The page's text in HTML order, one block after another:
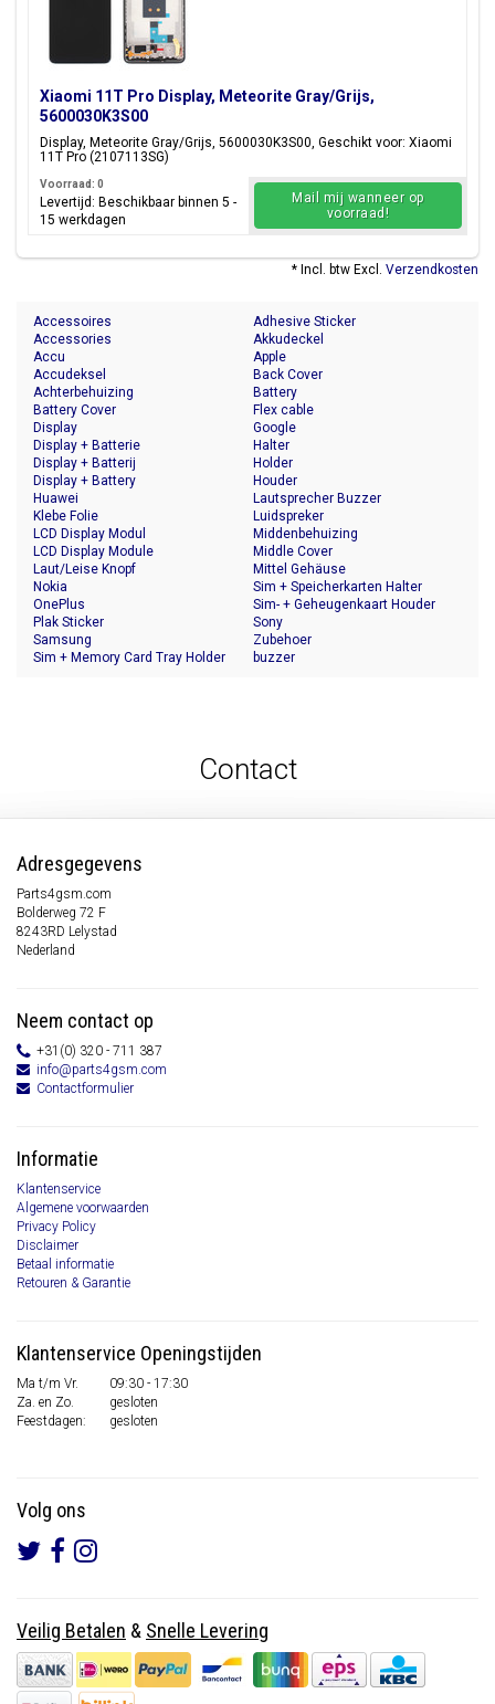
Xiaomi 11T Pro Display, Meteorite Gray/Grijs,
5600030K3S00
Display, Meteorite Gray/Grijs, 5600030K3S00, Geschikt voor: Xiaomi
11T Pro (2107113SG)
Voorraad: 0
Levertijd: Beschikbaar binnen 5 -
15 werkdagen
Mail mij wanneer op
voorraad!
* Incl. btw Excl. Verzendkosten
Accessoires
Accessories
Accu
Accudeksel
Achterbehuizing
Adhesive Sticker
Akkudeckel
Apple
Back Cover
Battery
Battery Cover
Display
Display + Batterie
Display + Batterij
Display + Battery
Flex cable
Google
Halter
Holder
Houder
Huawei
Klebe Folie
LCD Display Modul
LCD Display Module
Laut/Leise Knopf
Lautsprecher Buzzer
Luidspreker
Middenbehuizing
Middle Cover
Mittel Gehäuse
Nokia
OnePlus
Plak Sticker
Samsung
Sim + Memory Card Tray Holder
Sim + Speicherkarten Halter
Sim- + Geheugenkaart Houder
Sony
Zubehoer
buzzer
Contact
Adresgegevens
Parts4gsm.com
Bolderweg 72 F
8243RD Lelystad
Nederland
Neem contact op
+31(0) 320 - 711 387
info@parts4gsm.com
Contactformulier
Informatie
Klantenservice
Algemene voorwaarden
Privacy Policy
Disclaimer
Betaal informatie
Retouren & Garantie
Klantenservice Openingstijden
Ma t/m Vr.
09:30 - 17:30
Za. en Zo.
gesloten
Feestdagen:
gesloten
Volg ons
Veilig Betalen & Snelle Levering